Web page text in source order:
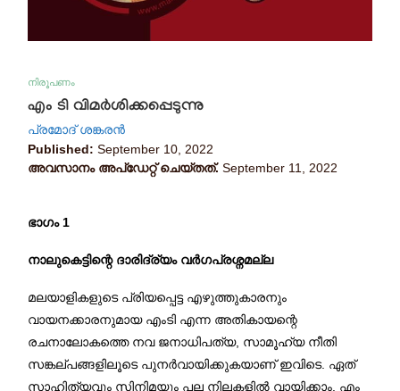
നിരൂപണം
എം ടി വിമർശിക്കപ്പെടുന്നു
പ്രമോദ് ശങ്കരൻ
Published: September 10, 2022
അവസാനം അപ്ഡേറ്റ് ചെയ്തത്. September 11, 2022
ഭാഗം 1
നാലുകെട്ടിന്റെ ദാരിദ്ര്യം വർഗപ്രശ്നമല്ല
മലയാളികളുടെ പ്രിയപ്പെട്ട എഴുത്തുകാരനും
വായനക്കാരനുമായ എംടി എന്ന അതികായന്റെ
രചനാലോകത്തെ നവ ജനാധിപത്യ, സാമൂഹ്യ നീതി
സങ്കല്പങ്ങളിലൂടെ പുനര്‍വായിക്കുകയാണ് ഇവിടെ. ഏത്
സാഹിത്യവും സിനിമയും പല നിലകളിൽ വായിക്കാം. എം